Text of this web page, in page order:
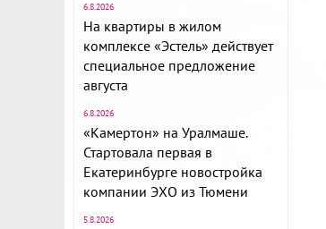
6.8.2026
На квартиры в жилом
комплексе «Эстель» действует
специальное предложение
августа
6.8.2026
«Камертон» на Уралмаше.
Стартовала первая в
Екатеринбурге новостройка
компании ЭХО из Тюмени
5.8.2026